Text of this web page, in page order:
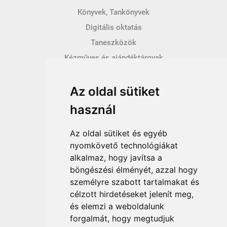
Az oldal sütiket
használ
Az oldal sütiket és egyéb
nyomkövető technológiákat
alkalmaz, hogy javítsa a
böngészési élményét, azzal hogy
személyre szabott tartalmakat és
célzott hirdetéseket jelenít meg,
és elemzi a weboldalunk
forgalmát, hogy megtudjuk
Könyvek, Tankönyvek
Digitális oktatás
Taneszközök
Kézműves és ajándéktárgyak
Így vásárolhatsz
Vásárlás menete
Vásárlási feltételek
Fizetési feltételek
Szállítási feltételek
Adatvédelem
Impresszum
ÁSZF